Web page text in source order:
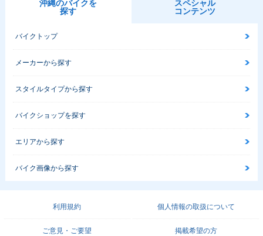
沖縄のバイクを
探す
スペシャル
コンテンツ
バイクトップ
メーカーから探す
スタイルタイプから探す
バイクショップを探す
エリアから探す
バイク画像から探す
利用規約 個人情報の取扱について
ご意見・ご要望 掲載希望の方